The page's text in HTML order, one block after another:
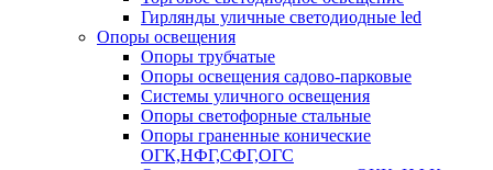
Гирлянды уличные светодиодные led
Опоры освещения
Опоры трубчатые
Опоры освещения садово-парковые
Системы уличного освещения
Опоры светофорные стальные
Опоры граненные конические
ОГК,НФГ,СФГ,ОГС